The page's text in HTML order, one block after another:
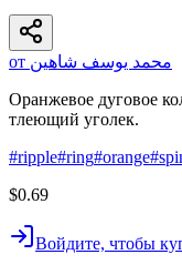
от محمد يوسف شاهين
Оранжевое дуговое
тлеющий уголек.
#ripple#ring#orange#
$0.69
Войдите, чтобы